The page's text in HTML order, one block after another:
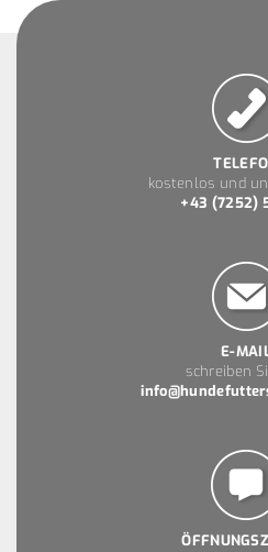
kostenlos und
+43 (7252)
E-
schreiben